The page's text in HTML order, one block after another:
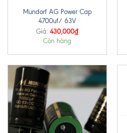
Mundorf AG Power Cap
4700uf/ 63V
Giá: 430,000₫
Còn hàng